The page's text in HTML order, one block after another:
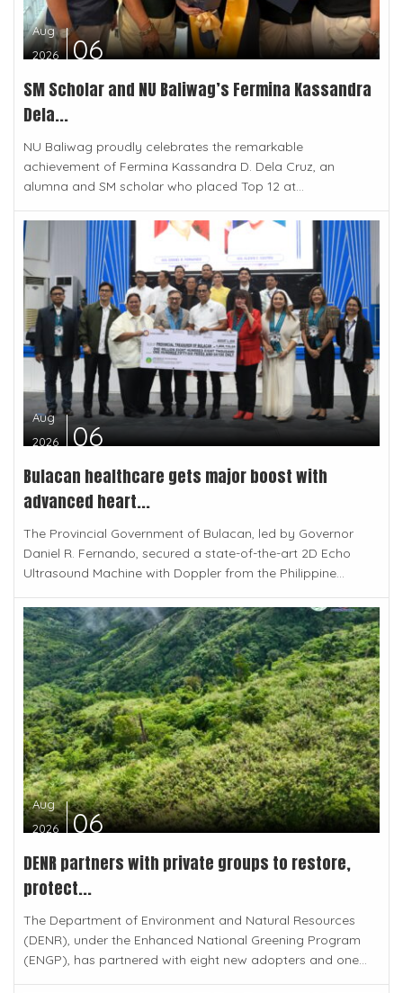
Aug
2026
06
SM Scholar and NU Baliwag’s Fermina Kassandra
Dela...
NU Baliwag proudly celebrates the remarkable
achievement of Fermina Kassandra D. Dela Cruz, an
alumna and SM scholar who placed Top 12 at...
Aug
2026
06
Bulacan healthcare gets major boost with
advanced heart...
The Provincial Government of Bulacan, led by Governor
Daniel R. Fernando, secured a state-of-the-art 2D Echo
Ultrasound Machine with Doppler from the Philippine...
Aug
2026
06
DENR partners with private groups to restore,
protect...
The Department of Environment and Natural Resources
(DENR), under the Enhanced National Greening Program
(ENGP), has partnered with eight new adopters and one...